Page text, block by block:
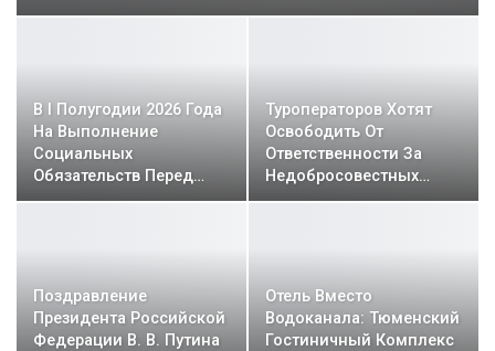
В I Полугодии 2026 Года
На Выполнение
Социальных
Обязательств Перед…
Туроператоров Хотят
Освободить От
Ответственности За
Недобросовестных…
Поздравление
Президента Российской
Федерации В. В. Путина
Отель Вместо
Водоканала: Тюменский
Гостиничный Комплекс